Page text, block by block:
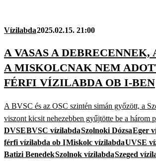
Vízilabda2025.02.15. 21:00
A VASAS A DEBRECENNEK,
A MISKOLCNAK NEM
FÉRFI VÍZILABDA OB I-BEN
A BVSC és az OSC szintén simán győzött, a
viszont kicsit nehezebben gyűjtötte be a három
DVSEBVSC vízilabdaSzolnoki DózsaEger
férfi vízilabda ob IMiskolc vízilabdaUVSE
Batizi BenedekSzolnok vízilabdaSzeged